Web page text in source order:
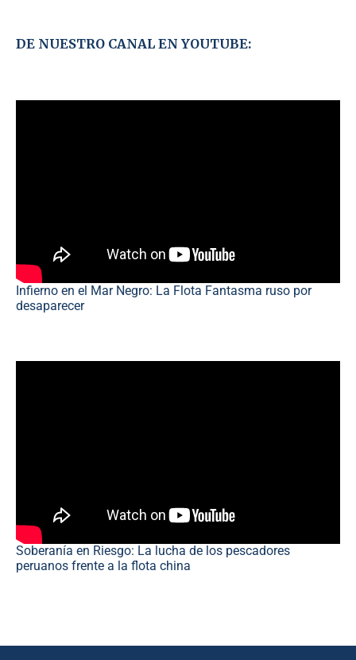
DE NUESTRO CANAL EN YOUTUBE:
Infierno en el Mar Negro: La Flota Fantasma ruso por
desaparecer
Soberanía en Riesgo: La lucha de los pescadores
peruanos frente a la flota china